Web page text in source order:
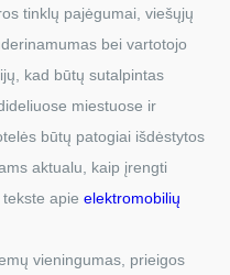
tinklų pajėgumai, viešųjų
bei vartotojo
kad būtų sutalpintas
miestuose ir
būtų patogiai išdėstytos
aktualu, kaip įrengti
apie elektromobilių
vieningumas, prieigos